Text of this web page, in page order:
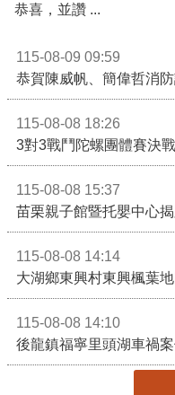
恭喜，並讚 ...
115-08-09 09:59
恭賀陳威帆、簡偉哲消
115-08-08 18:26
115-08-08 15:37
115-08-08 14:14
大湖鄉東興村東興楓葉
115-08-08 14:10
後龍鎮福寧里頭湖車禍